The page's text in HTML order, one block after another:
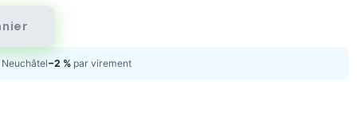
Neuchâtel−2 % par virement